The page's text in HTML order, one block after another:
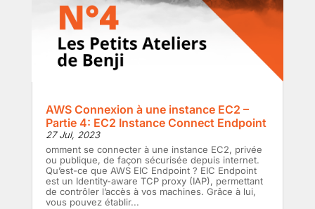
AWS Connexion à une instance EC2 –
Partie 4: EC2 Instance Connect Endpoint
27 Jul, 2023
omment se connecter à une instance EC2, privée
ou publique, de façon sécurisée depuis internet.
Qu’est-ce que AWS EIC Endpoint ? EIC Endpoint
est un Identity-aware TCP proxy (IAP), permettant
de contrôler l’accès à vos machines. Grâce à lui,
vous pouvez établir...